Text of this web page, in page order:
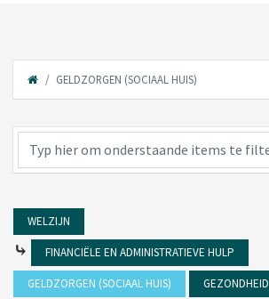
GELDZORGEN (SOCIAAL HUIS)
WELZIJN
⤷ FINANCIËLE EN ADMINISTRATIEVE HULP
GELDZORGEN (SOCIAAL HUIS) GEZONDHEID